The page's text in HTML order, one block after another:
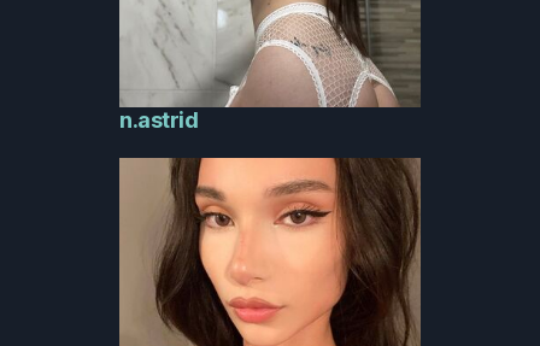
n.astrid